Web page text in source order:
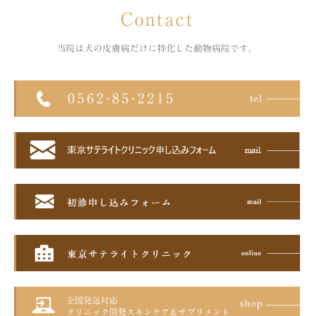
Contact
当院は犬の皮膚病だけに特化した 動物病院です。